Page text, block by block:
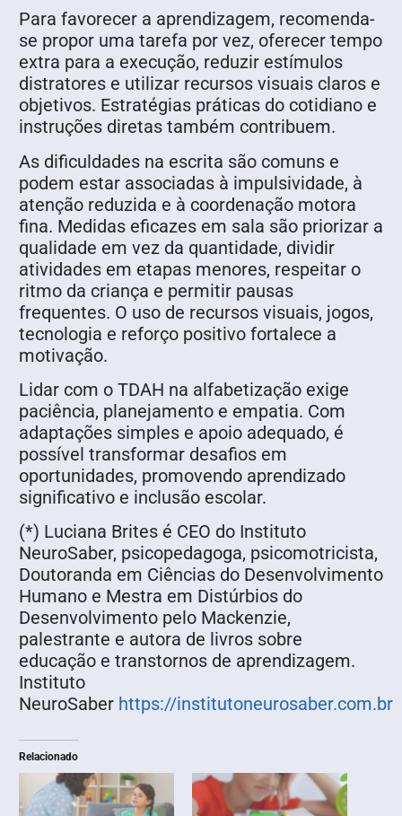
Para favorecer a aprendizagem, recomenda-
se propor uma tarefa por vez, oferecer tempo
extra para a execução, reduzir estímulos
distratores e utilizar recursos visuais claros e
objetivos. Estratégias práticas do cotidiano e
instruções diretas também contribuem.
As dificuldades na escrita são comuns e
podem estar associadas à impulsividade, à
atenção reduzida e à coordenação motora
fina. Medidas eficazes em sala são priorizar a
qualidade em vez da quantidade, dividir
atividades em etapas menores, respeitar o
ritmo da criança e permitir pausas
frequentes. O uso de recursos visuais, jogos,
tecnologia e reforço positivo fortalece a
motivação.
Lidar com o TDAH na alfabetização exige
paciência, planejamento e empatia. Com
adaptações simples e apoio adequado, é
possível transformar desafios em
oportunidades, promovendo aprendizado
significativo e inclusão escolar.
(*) Luciana Brites é CEO do Instituto
NeuroSaber, psicopedagoga, psicomotricista,
Doutoranda em Ciências do Desenvolvimento
Humano e Mestra em Distúrbios do
Desenvolvimento pelo Mackenzie,
palestrante e autora de livros sobre
educação e transtornos de aprendizagem.
Instituto
NeuroSaber https://institutoneurosaber.com.br
Relacionado